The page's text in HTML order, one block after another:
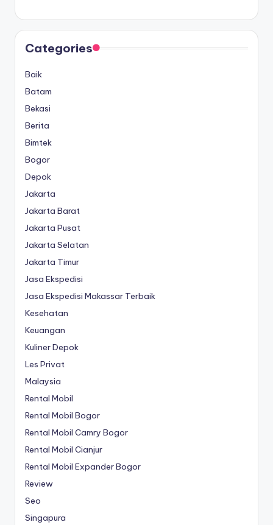
Categories
Baik
Batam
Bekasi
Berita
Bimtek
Bogor
Depok
Jakarta
Jakarta Barat
Jakarta Pusat
Jakarta Selatan
Jakarta Timur
Jasa Ekspedisi
Jasa Ekspedisi Makassar Terbaik
Kesehatan
Keuangan
Kuliner Depok
Les Privat
Malaysia
Rental Mobil
Rental Mobil Bogor
Rental Mobil Camry Bogor
Rental Mobil Cianjur
Rental Mobil Expander Bogor
Review
Seo
Singapura